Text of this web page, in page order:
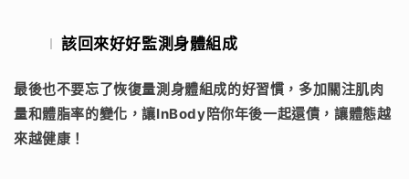
該回來好好監測身體組成
最後也不要忘了恢復量測身體組成的好習慣，多加關注肌肉
量和體脂率的變化，讓InBody陪你年後一起還債，讓體態越
來越健康！